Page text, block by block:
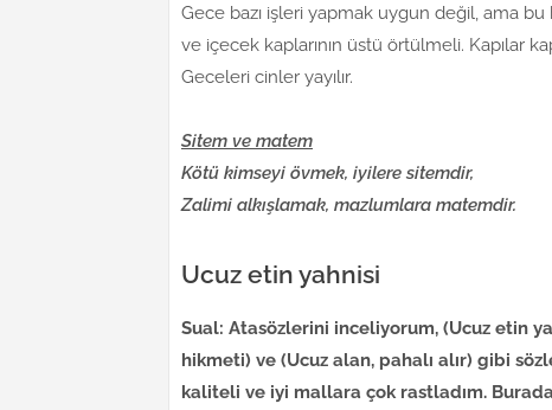
Gece bazı işleri yapmak uygun değil, ama
ve içecek kaplarının üstü örtülmeli. Kapılar
Geceleri cinler yayılır.
Sitem ve matem
Kötü kimseyi övmek, iyilere sitemdir,
Zalimi alkışlamak, mazlumlara matemdir.
Ucuz etin yahnisi
Sual: Atasözlerini inceliyorum, (Ucuz etin
hikmeti) ve (Ucuz alan, pahalı alır) gibi
kaliteli ve iyi mallara çok rastladım.